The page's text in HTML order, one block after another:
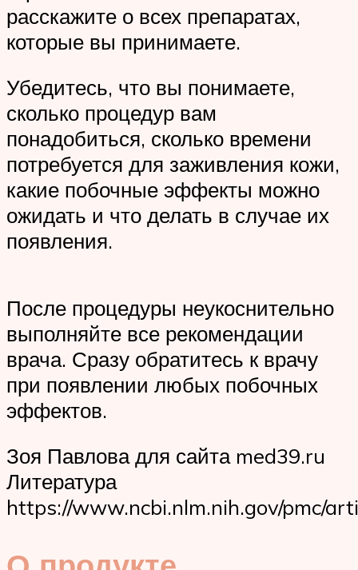
расскажите о всех препаратах,
которые вы принимаете.
Убедитесь, что вы понимаете,
сколько процедур вам
понадобиться, сколько времени
потребуется для заживления кожи,
какие побочные эффекты можно
ожидать и что делать в случае их
появления.
После процедуры неукоснительно
выполняйте все рекомендации
врача. Сразу обратитесь к врачу
при появлении любых побочных
эффектов.
Зоя Павлова для сайта med39.ru
Литература
https://www.ncbi.nlm.nih.gov/pmc/